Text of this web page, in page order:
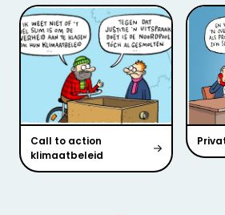
Call to action
klimaatbeleid